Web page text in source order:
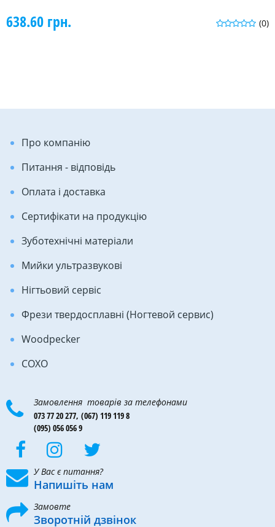
(0)
638.60 грн.
Про компанію
Питання - відповідь
Оплата і доставка
Сертифікати на продукцію
Зуботехнічні матеріали
Мийки ультразвукові
Нігтьовий сервіс
Фрези твердосплавні (Ногтевой сервис)
Woodpecker
COXO
Замовлення товарів за телефонами
073 77 20 277, (067) 119 119 8
(095) 056 056 9
У Вас є питання?
Напишіть нам
Замовте
Зворотній дзвінок